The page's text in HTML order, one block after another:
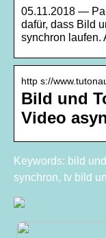
05.11.2018 —
dafür, dass Bild
synchron laufen.
http s://
Bild und
Video
Keywords: bild
synchron, tv bild